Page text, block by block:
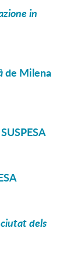
in
de Milena
dels